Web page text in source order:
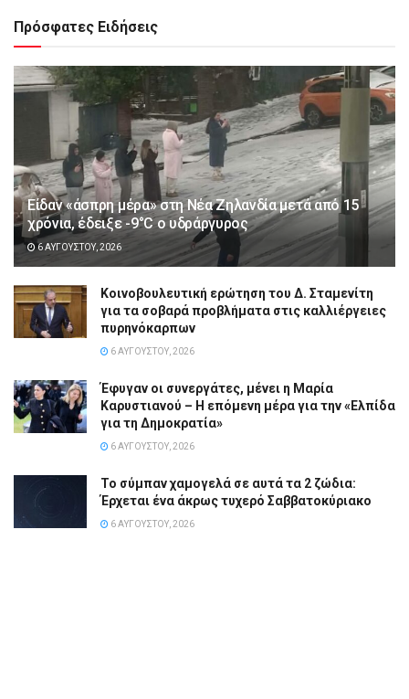
Πρόσφατες Ειδήσεις
Είδαν «άσπρη μέρα» στη Νέα Ζηλανδία μετά από 15
χρόνια, έδειξε -9°C ο υδράργυρος
6 ΑΥΓΟΎΣΤΟΥ, 2026
Κοινοβουλευτική ερώτηση του Δ. Σταμενίτη
για τα σοβαρά προβλήματα στις καλλιέργειες
πυρηνόκαρπων
6 ΑΥΓΟΎΣΤΟΥ, 2026
Έφυγαν οι συνεργάτες, μένει η Μαρία
Καρυστιανού – Η επόμενη μέρα για την «Ελπίδα
για τη Δημοκρατία»
6 ΑΥΓΟΎΣΤΟΥ, 2026
Το σύμπαν χαμογελά σε αυτά τα 2 ζώδια:
Έρχεται ένα άκρως τυχερό Σαββατοκύριακο
6 ΑΥΓΟΎΣΤΟΥ, 2026